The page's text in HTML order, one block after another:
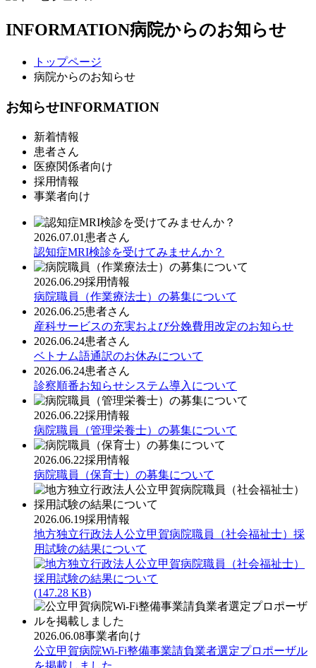
INFORMATION病院からのお知らせ
トップページ
病院からのお知らせ
お知らせINFORMATION
新着情報
患者さん
医療関係者向け
採用情報
事業者向け
2026.07.01 患者さん
認知症MRI検診を受けてみませんか？
2026.06.29採用情報
病院職員（作業療法士）の募集について
2026.06.25患者さん
産科サービスの充実および分娩費用改定のお知らせ
2026.06.24患者さん
ベトナム語通訳のお休みについて
2026.06.24患者さん
診察順番お知らせシステム導入について
2026.06.22採用情報
病院職員（管理栄養士）の募集について
2026.06.22採用情報
病院職員（保育士）の募集について
2026.06.19採用情報
地方独立行政法人公立甲賀病院職員（社会福祉士）採
用試験の結果について
(147.28 KB)
2026.06.08事業者向け
公立甲賀病院Wi-Fi整備事業請負業者選定プロポーザル
を掲載しました